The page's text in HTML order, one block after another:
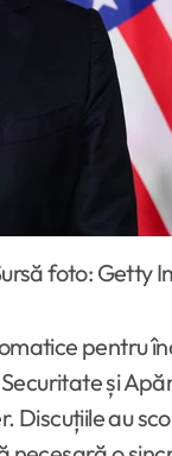
foto: Getty
pentru
și
Discuțiile au